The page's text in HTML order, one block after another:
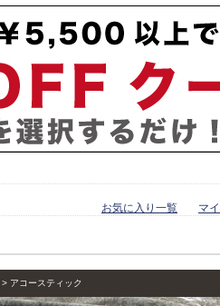
お気に入り一覧 マ
アコースティック